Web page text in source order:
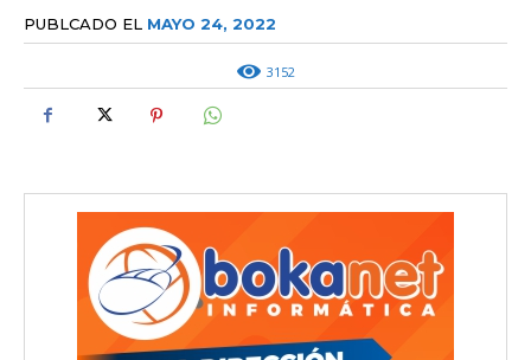
PUBLCADO EL MAYO 24, 2022
3152